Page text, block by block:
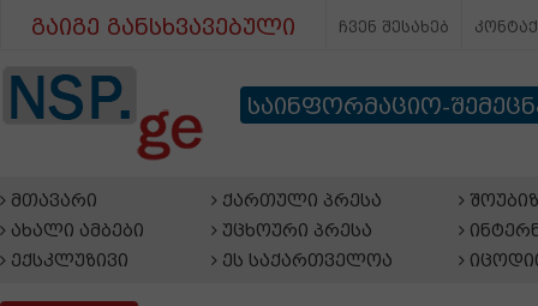
გაიგე განსხვავებული ჩვენ შესახებ
საინფორმაციო-
მთავარი
ახალი ამბები
ექსკლუზივი
ქართული პრესა
უცხოური პრესა
ეს საქართველოა